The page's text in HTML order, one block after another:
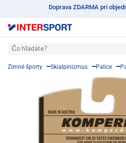
Doprava ZDARMA pri
Čo hľadáte?
Zimné športy Skialpinizmus Palice